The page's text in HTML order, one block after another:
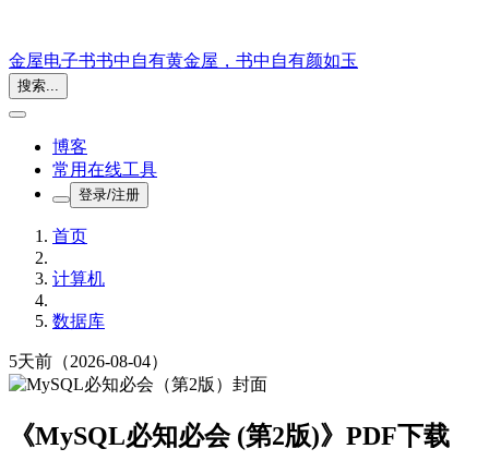
金屋电子书书中自有黄金屋，书中自有颜如玉
搜索...
博客
常用在线工具
登录/注册
首页
计算机
数据库
5天前 （2026-08-04）
《MySQL必知必会 (第2版)》PDF下载